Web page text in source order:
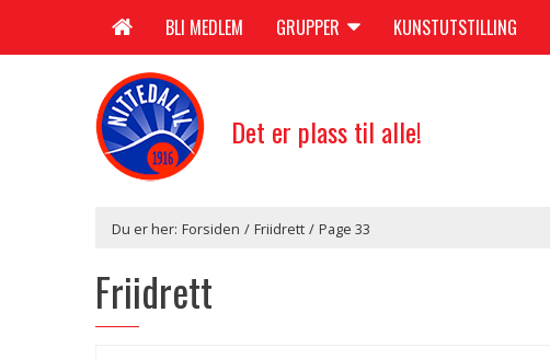
BLI MEDLEM GRUPPER KUNSTUTSTILLING
Det er plass til alle!
Du er her: Forsiden / Friidrett / Page 33
Friidrett